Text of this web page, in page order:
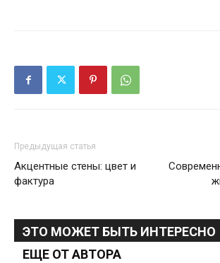
Предыдущая статья
Акцентные стены: цвет и
фактура
ЭТО МОЖЕТ БЫТЬ ИНТЕРЕСНО
ЕЩЕ ОТ АВТОРА